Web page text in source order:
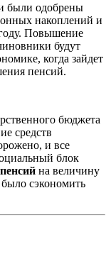
были одобрены
накоплений и
Повышение
будут
когда зайдет
пенсий.
бюджета
средств
и все
блок
на величину
сэкономить